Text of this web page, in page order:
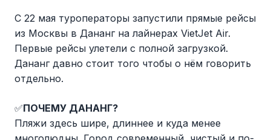
С 22 мая туроператоры запустили прямые рейсы
из Москвы в Дананг на лайнерах VietJet Air.
Первые рейсы улетели с полной загрузкой.
Дананг давно стоит того чтобы о нём говорить
отдельно.
✅ПОЧЕМУ ДАНАНГ?
Пляжи здесь шире, длиннее и куда менее